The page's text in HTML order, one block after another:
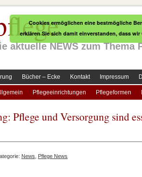
aktuelle NEWS zum Thema
Bücher – Ecke Kontakt Impressum
Pflegeeinrichtungen Pflegeformen
Pflege und Versorgung sind
News Pflege News
Cookies ermöglichen eine bestmögliche
erklären Sie sich damit einverstanden, dass